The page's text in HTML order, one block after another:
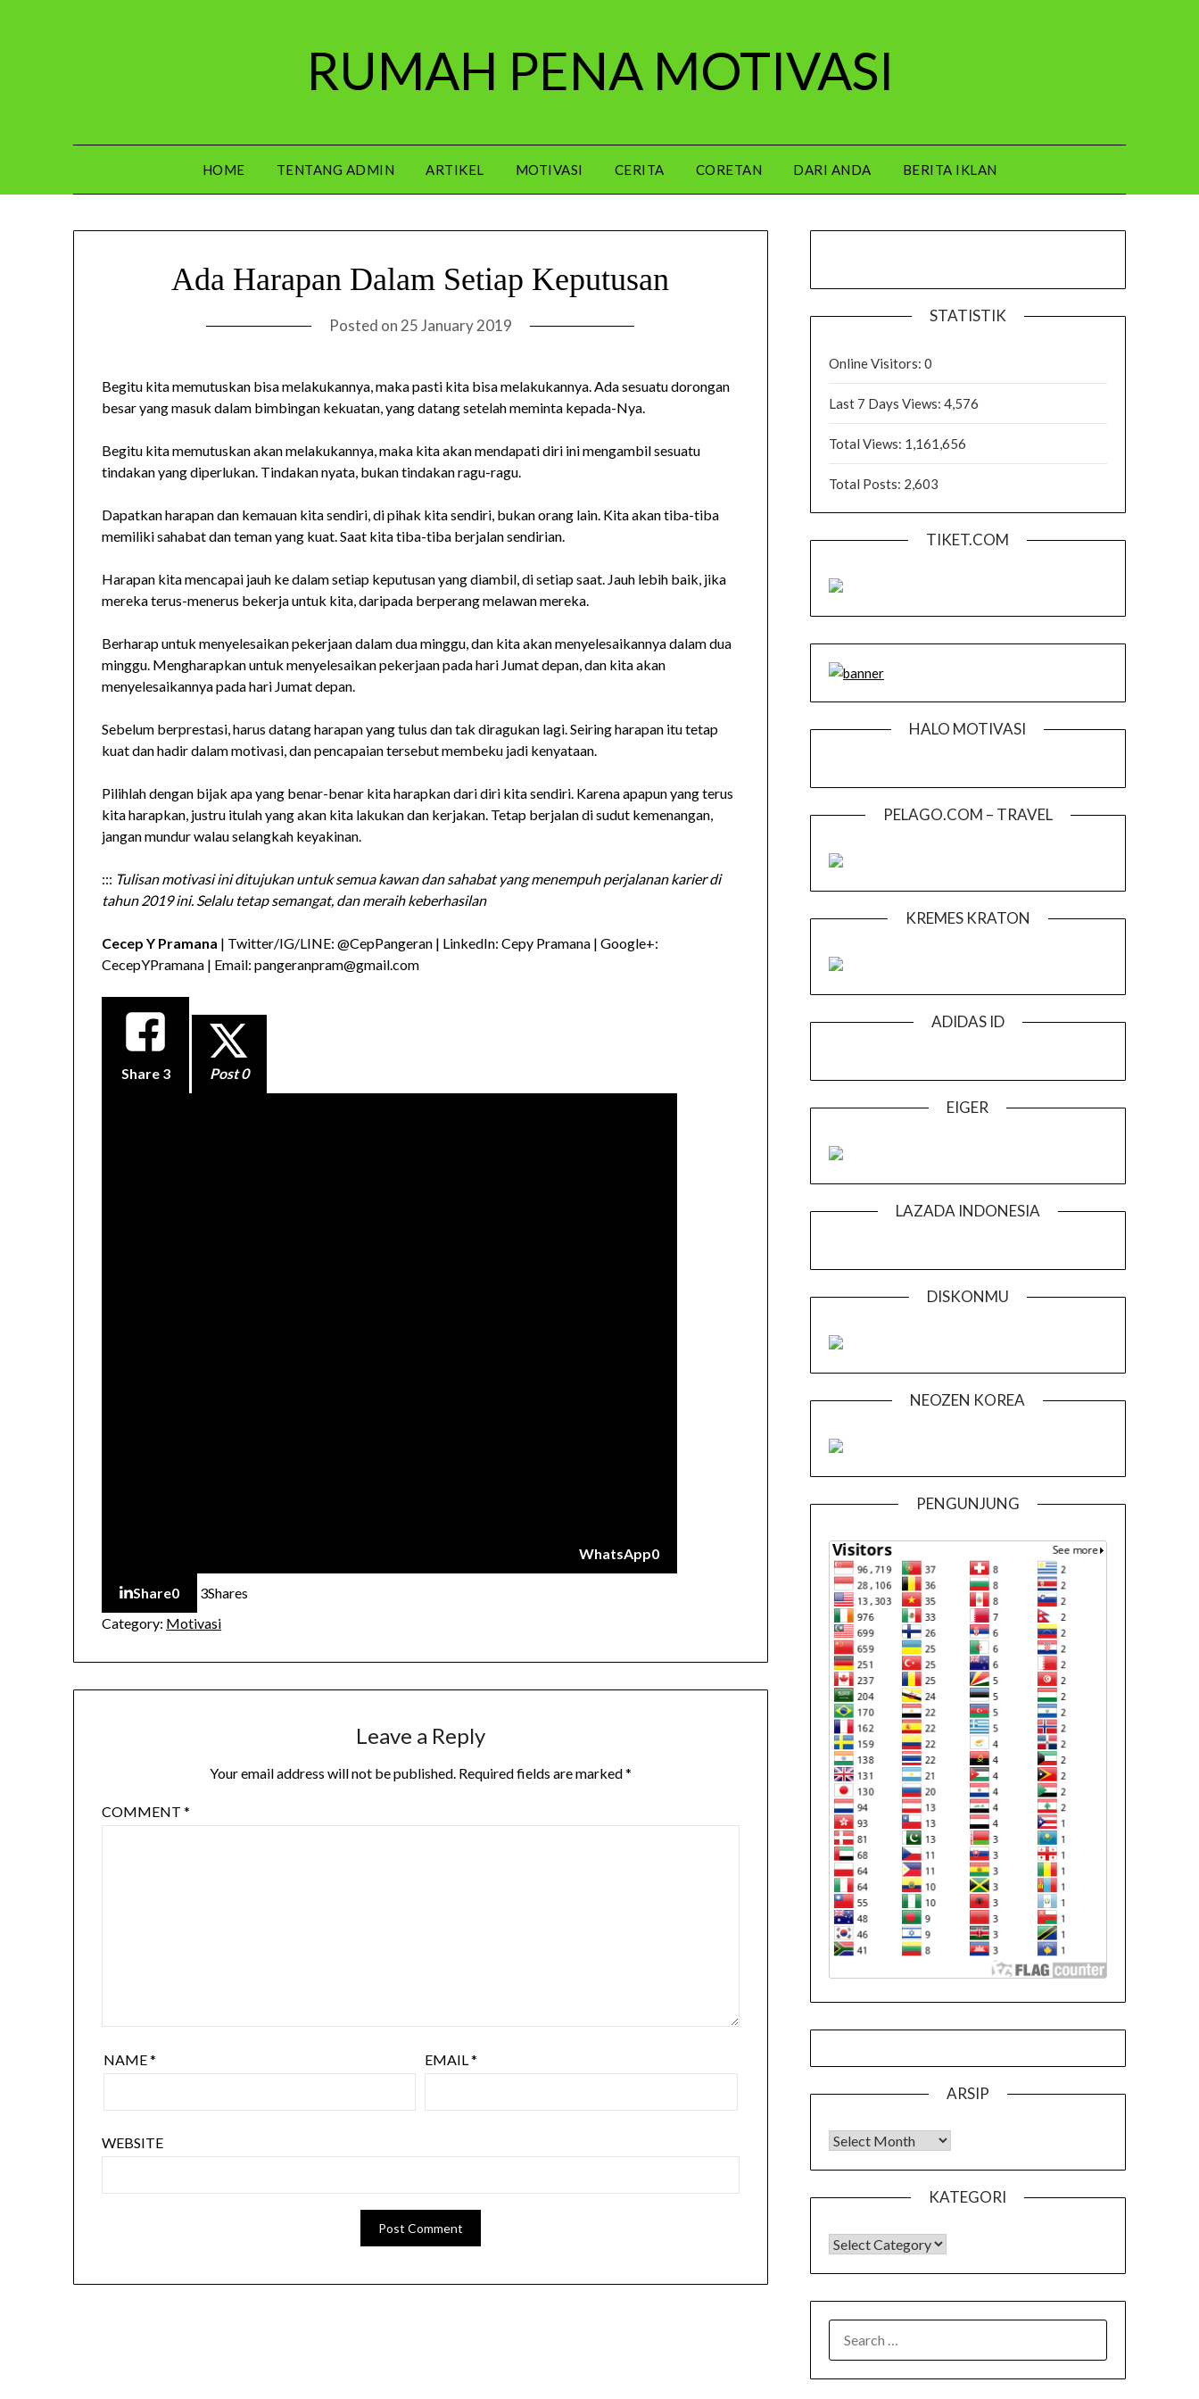
RUMAH PENA MOTIVASI
HOME TENTANG ADMIN ARTIKEL MOTIVASI CERITA CORETAN DARI ANDA BERITA IKLAN
Ada Harapan Dalam Setiap Keputusan
Posted on 25 January 2019
Begitu kita memutuskan bisa melakukannya, maka pasti kita bisa melakukannya. Ada sesuatu dorongan
besar yang masuk dalam bimbingan kekuatan, yang datang setelah meminta kepada-Nya.
Begitu kita memutuskan akan melakukannya, maka kita akan mendapati diri ini mengambil sesuatu
tindakan yang diperlukan. Tindakan nyata, bukan tindakan ragu-ragu.
Dapatkan harapan dan kemauan kita sendiri, di pihak kita sendiri, bukan orang lain. Kita akan tiba-tiba
memiliki sahabat dan teman yang kuat. Saat kita tiba-tiba berjalan sendirian.
Harapan kita mencapai jauh ke dalam setiap keputusan yang diambil, di setiap saat. Jauh lebih baik, jika
mereka terus-menerus bekerja untuk kita, daripada berperang melawan mereka.
Berharap untuk menyelesaikan pekerjaan dalam dua minggu, dan kita akan menyelesaikannya dalam dua
minggu. Mengharapkan untuk menyelesaikan pekerjaan pada hari Jumat depan, dan kita akan
menyelesaikannya pada hari Jumat depan.
Sebelum berprestasi, harus datang harapan yang tulus dan tak diragukan lagi. Seiring harapan itu tetap
kuat dan hadir dalam motivasi, dan pencapaian tersebut membeku jadi kenyataan.
Pilihlah dengan bijak apa yang benar-benar kita harapkan dari diri kita sendiri. Karena apapun yang terus
kita harapkan, justru itulah yang akan kita lakukan dan kerjakan. Tetap berjalan di sudut kemenangan,
jangan mundur walau selangkah keyakinan.
::: Tulisan motivasi ini ditujukan untuk semua kawan dan sahabat yang menempuh perjalanan karier di
tahun 2019 ini. Selalu tetap semangat, dan meraih keberhasilan
Cecep Y Pramana | Twitter/IG/LINE: @CepPangeran | LinkedIn: Cepy Pramana | Google+:
CecepYPramana | Email: pangeranpram@gmail.com
Share 3 Post 0
WhatsApp0
Share0 3Shares
Category: Motivasi
Leave a Reply
Your email address will not be published. Required fields are marked*
COMMENT*
NAME* EMAIL*
WEBSITE
STATISTIK
Online Visitors: 0
Last 7 Days Views: 4,576
Total Views: 1,161,656
Total Posts: 2,603
TIKET.COM
HALO MOTIVASI
PELAGO.COM – TRAVEL
KREMES KRATON
ADIDAS ID
EIGER
LAZADA INDONESIA
DISKONMU
NEOZEN KOREA
PENGUNJUNG
ARSIP
Arsip
KATEGORI
KATEGORI
FOR: